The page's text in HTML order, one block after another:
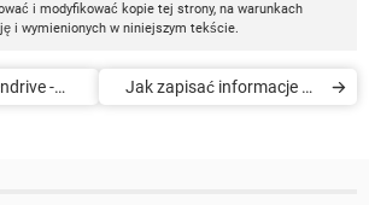
i modyfikować kopie tej strony, na warunkach
i wymienionych w niniejszym tekście.
-
Jak zapisać informacje na